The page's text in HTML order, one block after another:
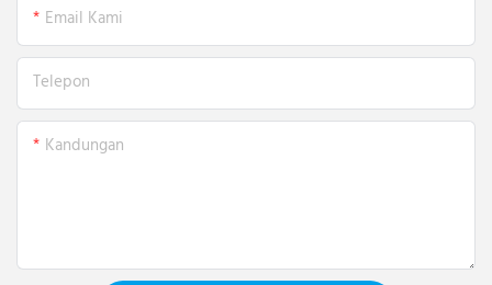
Email Kami
Telepon
Kandungan